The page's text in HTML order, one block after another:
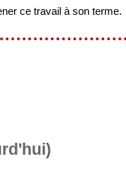
ce travail à son terme.